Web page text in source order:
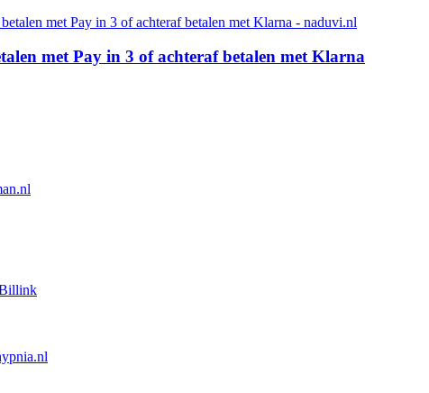
met Pay in 3 of achteraf betalen met Klarna